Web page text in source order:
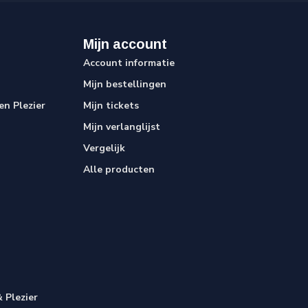
Plezier
Plezier
Mijn account
Account informatie
Mijn bestellingen
Mijn tickets
Mijn verlanglijst
Vergelijk
Alle producten